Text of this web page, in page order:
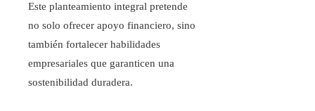
Este planteamiento integral pretende
no solo ofrecer apoyo financiero, sino
también fortalecer habilidades
empresariales que garanticen una
sostenibilidad duradera.